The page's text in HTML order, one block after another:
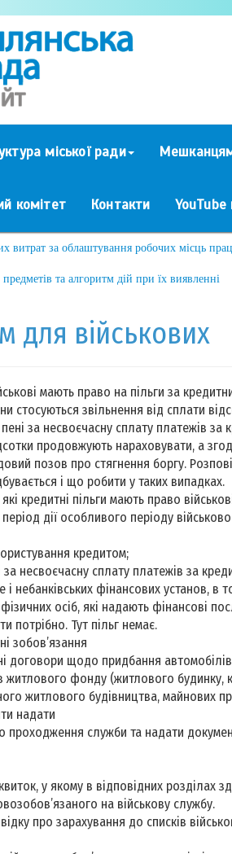
міської ради
комітет Контакти YouTube
витрат за облаштування робочих місць
та алгоритм дій при їх виявленні
для військових
мають право на пільги за
стосуються звільнення від сплати
за несвоєчасну сплату платежів
продовжують нараховувати, а
позов про стягнення боргу.
і що робити у таких випадках.
кредитні пільги мають право
дії особливого періоду
кредитом;
несвоєчасну сплату платежів за
небанківських фінансових установ, в
осіб, які надають фінансові
потрібно. Тут пільг немає.
зобов’язання
договори щодо придбання
житлового фонду (житлового будинку,
житлового будівництва, майнових
надати
проходження служби та надати
у якому в відповідних розділах
на військову службу.
про зарахування до списків